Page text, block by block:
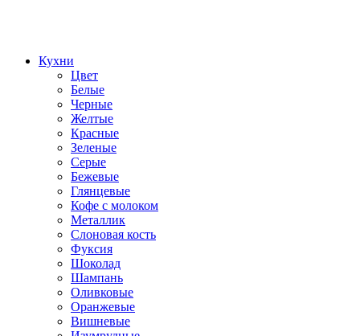
Кухни
Цвет
Белые
Черные
Желтые
Красные
Зеленые
Серые
Бежевые
Глянцевые
Кофе с молоком
Металлик
Слоновая кость
Фуксия
Шоколад
Шампань
Оливковые
Оранжевые
Вишневые